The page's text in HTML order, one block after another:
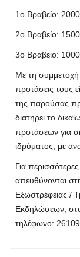
1ο Βραβείο:
2ο Βραβείο:
3ο Βραβείο:
Με τη συμμετοχή
προτάσεις τους
της παρούσας
διατηρεί το
προτάσεων για
ιδρύματος, με
Για
απευθύνονται
Εξωστρέφειας /
Εκδηλώσεων,
τηλέφωνο: